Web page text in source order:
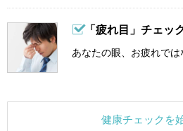
「疲れ目」チェッ
あなたの眼、お疲れでは
健康チェックを